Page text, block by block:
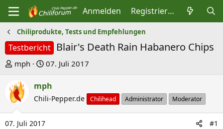
Anmelden Registrieren
Chiliprodukte, Tests und Empfehlungen
Testbericht Blair's Death Rain Habanero Chips
E
s
t
e
l
mph
E
s
t
e
07. Juli 2017
mph
Chili-Pepper.de Chilihead Administrator Moderator
07. Juli 2017 #1